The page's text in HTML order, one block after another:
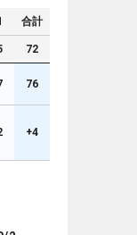
合計
72
76
+4